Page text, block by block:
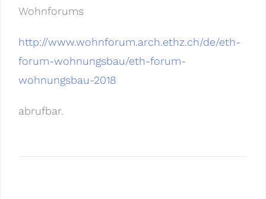
Wohnforums
http://www.wohnforum.arch.ethz.ch/de/eth-
forum-wohnungsbau/eth-forum-
wohnungsbau-2018
abrufbar.